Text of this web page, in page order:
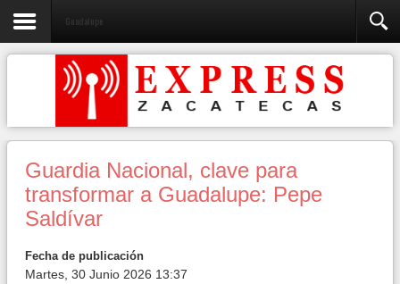
Guadalupe
Guardia Nacional, clave para
transformar a Guadalupe: Pepe
Saldívar
Fecha de publicación
Martes, 30 Junio 2026 13:37